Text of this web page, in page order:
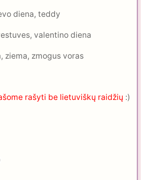
diena, teddy
valentino diena
ziema, zmogus voras
rašyti be lietuviškų raidžių :)